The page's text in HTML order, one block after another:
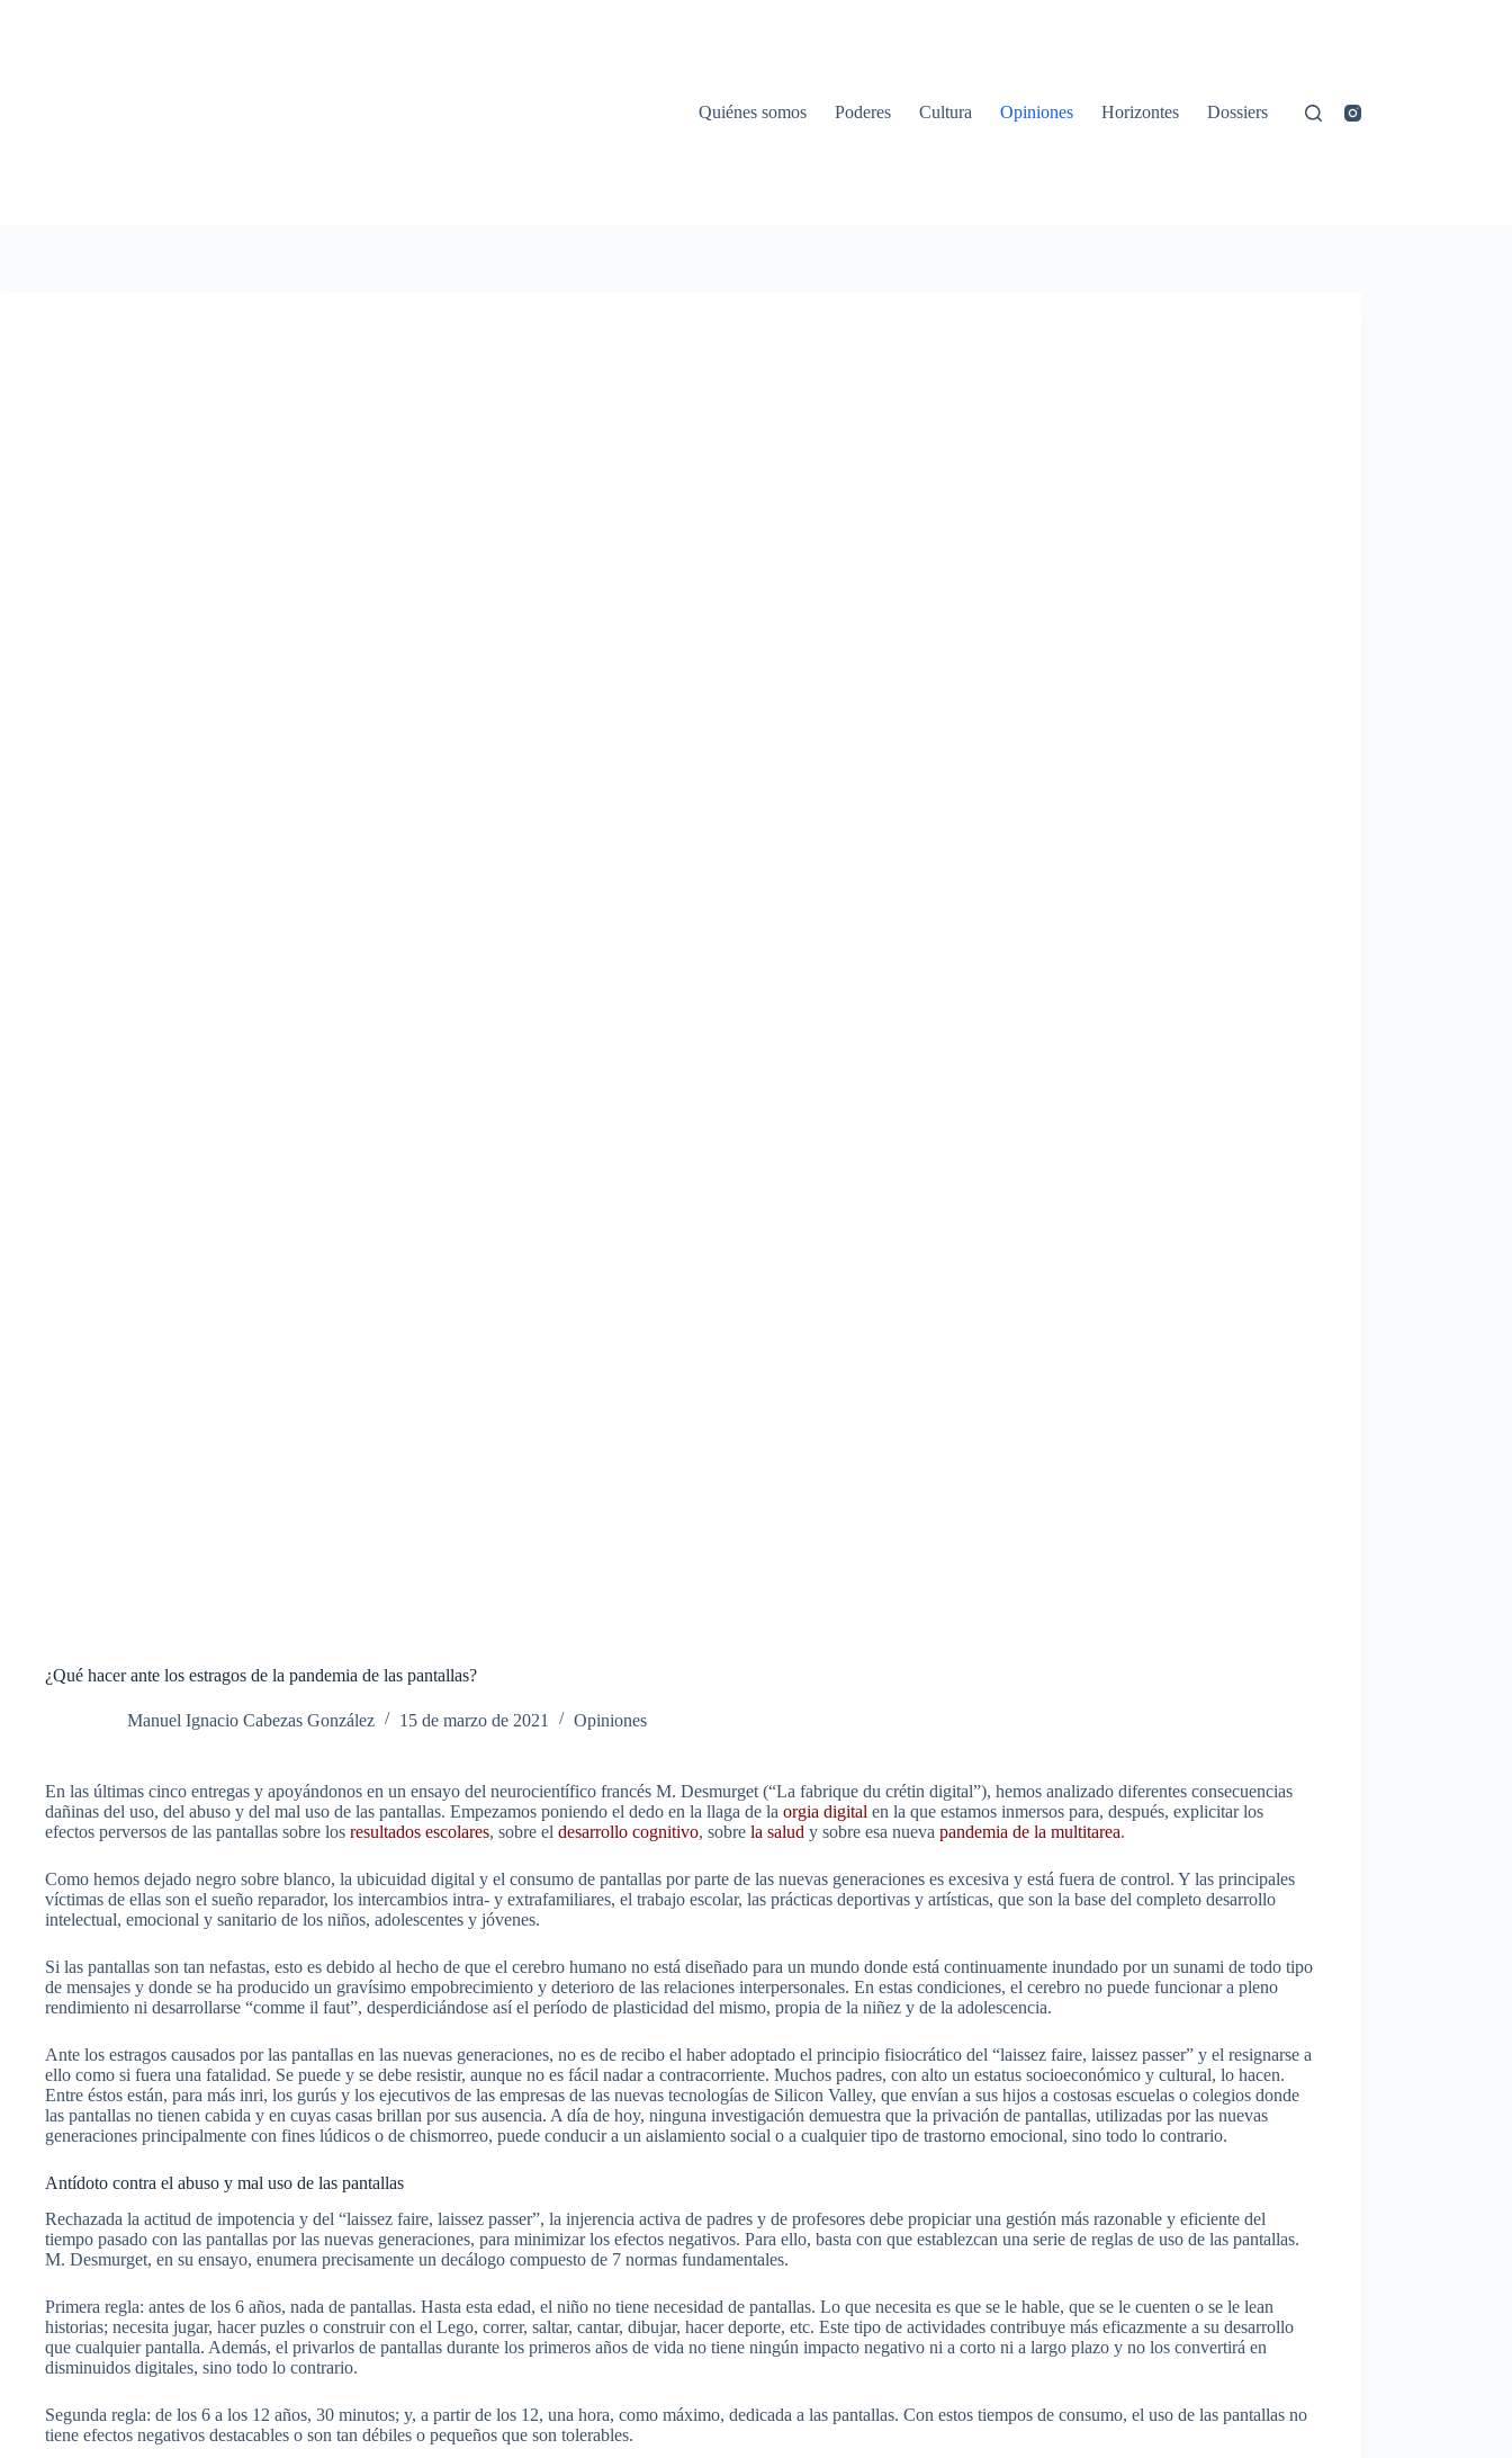
Quiénes somos Poderes Cultura Opiniones Horizontes Dossiers
¿Qué hacer ante los estragos de la pandemia de las pantallas?
Manuel Ignacio Cabezas González 15 de marzo de 2021 Opiniones
En las últimas cinco entregas y apoyándonos en un ensayo del neurocientífico francés M. Desmurget (“La fabrique du crétin digital”), hemos analizado diferentes consecuencias
dañinas del uso, del abuso y del mal uso de las pantallas. Empezamos poniendo el dedo en la llaga de la orgia digital en la que estamos inmersos para, después, explicitar los
efectos perversos de las pantallas sobre los resultados escolares, sobre el desarrollo cognitivo, sobre la salud y sobre esa nueva pandemia de la multitarea.
Como hemos dejado negro sobre blanco, la ubicuidad digital y el consumo de pantallas por parte de las nuevas generaciones es excesiva y está fuera de control. Y las principales
víctimas de ellas son el sueño reparador, los intercambios intra- y extrafamiliares, el trabajo escolar, las prácticas deportivas y artísticas, que son la base del completo desarrollo
intelectual, emocional y sanitario de los niños, adolescentes y jóvenes.
Si las pantallas son tan nefastas, esto es debido al hecho de que el cerebro humano no está diseñado para un mundo donde está continuamente inundado por un sunami de todo tipo
de mensajes y donde se ha producido un gravísimo empobrecimiento y deterioro de las relaciones interpersonales. En estas condiciones, el cerebro no puede funcionar a pleno
rendimiento ni desarrollarse “comme il faut”, desperdiciándose así el período de plasticidad del mismo, propia de la niñez y de la adolescencia.
Ante los estragos causados por las pantallas en las nuevas generaciones, no es de recibo el haber adoptado el principio fisiocrático del “laissez faire, laissez passer” y el resignarse a
ello como si fuera una fatalidad. Se puede y se debe resistir, aunque no es fácil nadar a contracorriente. Muchos padres, con alto un estatus socioeconómico y cultural, lo hacen.
Entre éstos están, para más inri, los gurús y los ejecutivos de las empresas de las nuevas tecnologías de Silicon Valley, que envían a sus hijos a costosas escuelas o colegios donde
las pantallas no tienen cabida y en cuyas casas brillan por sus ausencia. A día de hoy, ninguna investigación demuestra que la privación de pantallas, utilizadas por las nuevas
generaciones principalmente con fines lúdicos o de chismorreo, puede conducir a un aislamiento social o a cualquier tipo de trastorno emocional, sino todo lo contrario.
Antídoto contra el abuso y mal uso de las pantallas
Rechazada la actitud de impotencia y del “laissez faire, laissez passer”, la injerencia activa de padres y de profesores debe propiciar una gestión más razonable y eficiente del
tiempo pasado con las pantallas por las nuevas generaciones, para minimizar los efectos negativos. Para ello, basta con que establezcan una serie de reglas de uso de las pantallas.
M. Desmurget, en su ensayo, enumera precisamente un decálogo compuesto de 7 normas fundamentales.
Primera regla: antes de los 6 años, nada de pantallas. Hasta esta edad, el niño no tiene necesidad de pantallas. Lo que necesita es que se le hable, que se le cuenten o se le lean
historias; necesita jugar, hacer puzles o construir con el Lego, correr, saltar, cantar, dibujar, hacer deporte, etc. Este tipo de actividades contribuye más eficazmente a su desarrollo
que cualquier pantalla. Además, el privarlos de pantallas durante los primeros años de vida no tiene ningún impacto negativo ni a corto ni a largo plazo y no los convertirá en
disminuidos digitales, sino todo lo contrario.
Segunda regla: de los 6 a los 12 años, 30 minutos; y, a partir de los 12, una hora, como máximo, dedicada a las pantallas. Con estos tiempos de consumo, el uso de las pantallas no
tiene efectos negativos destacables o son tan débiles o pequeños que son tolerables.